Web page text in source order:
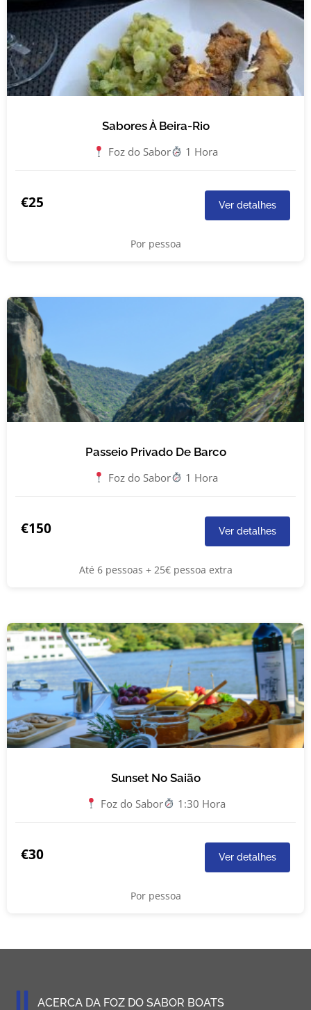
Sabores À Beira-Rio
Foz do Sabor
1 Hora
€25 Ver detalhes
Por pessoa
Passeio Privado De Barco
Foz do Sabor
1 Hora
€150 Ver detalhes
Até 6 pessoas + 25€ pessoa extra
Sunset No Saião
Foz do Sabor
1:30 Hora
€30 Ver detalhes
Por pessoa
ACERCA DA FOZ DO SABOR BOATS